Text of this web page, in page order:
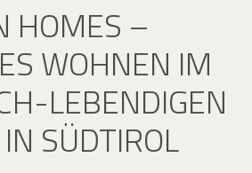
HOMES –
WOHNEN IM
LEBENDIGEN
SÜDTIROL